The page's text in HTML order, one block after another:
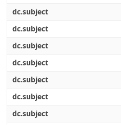
dc.subject
dc.subject
dc.subject
dc.subject
dc.subject
dc.subject
dc.subject